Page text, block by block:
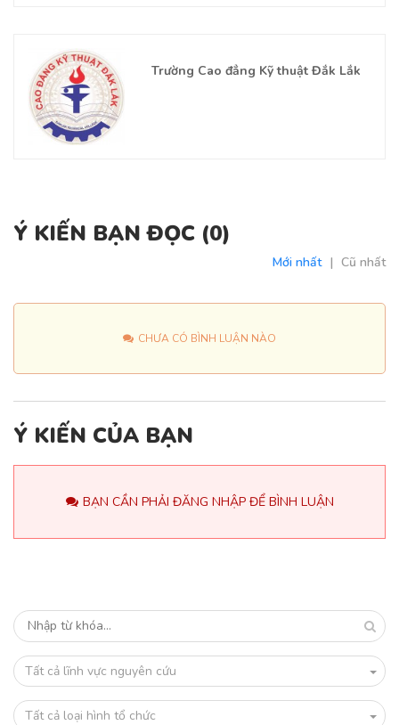
Trường Cao đẳng Kỹ thuật Đắk Lắk
Ý KIẾN BẠN ĐỌC (0)
Mới nhất | Cũ nhất
CHƯA CÓ BÌNH LUẬN NÀO
Ý KIẾN CỦA BẠN
BẠN CẦN PHẢI ĐĂNG NHẬP ĐỂ BÌNH LUẬN
Tất cả lĩnh vực nguyên cứu
Tất cả loại hình tổ chức